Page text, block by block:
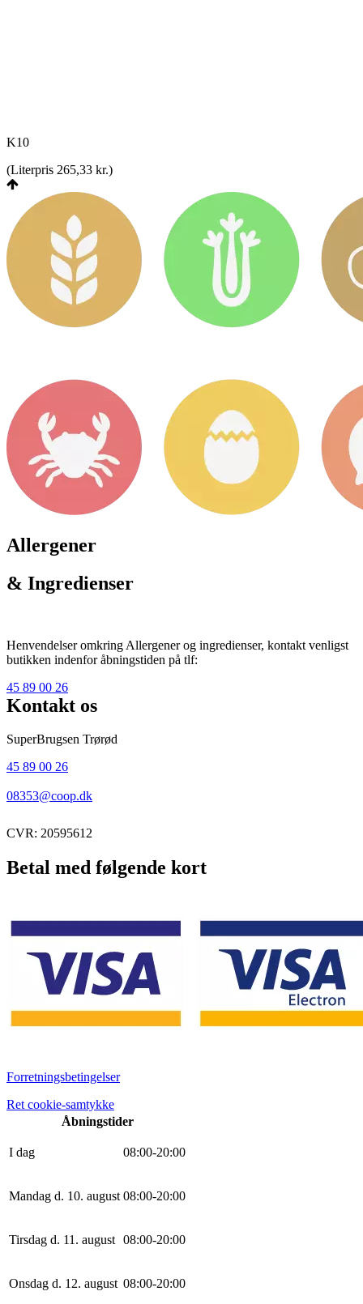
K10
(Literpris 265,33 kr.)
Allergener
& Ingredienser
Henvendelser omkring Allergener og ingredienser, kontakt venligst
butikken indenfor åbningstiden på tlf:
45 89 00 26
Kontakt os
SuperBrugsen Trørød
45 89 00 26
08353@coop.dk
CVR: 20595612
Betal med følgende kort
Forretningsbetingelser
Ret cookie-samtykke
Åbningstider
I dag 08:00-20:00
Mandag d. 10. august 08:00-20:00
Tirsdag d. 11. august 08:00-20:00
Onsdag d. 12. august 08:00-20:00